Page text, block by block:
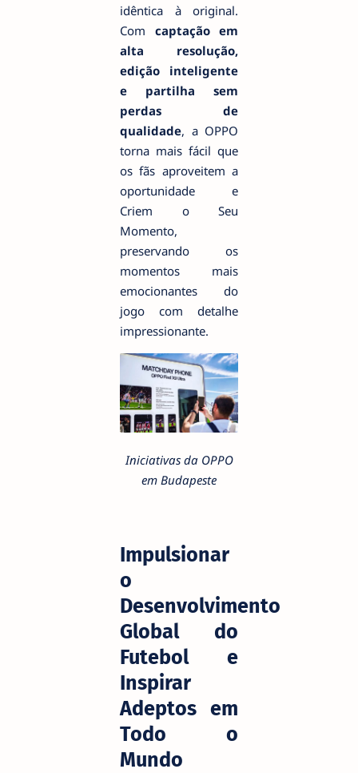
idêntica à original.
Com captação em
alta resolução,
edição inteligente
e partilha sem
perdas de
qualidade, a OPPO
torna mais fácil que
os fãs aproveitem a
oportunidade e
Criem o Seu
Momento,
preservando os
momentos mais
emocionantes do
jogo com detalhe
impressionante.
Iniciativas da OPPO
em Budapeste
Impulsionar
o
Desenvolvimento
Global do
Futebol e
Inspirar
Adeptos em
Todo o
Mundo